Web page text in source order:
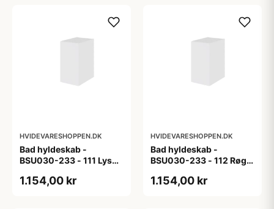
HVIDEVARESHOPPEN.DK
Bad hyldeskab -
BSU030-233 - 111 Lys
1.154,00 kr
HVIDEVARESHOPPEN.DK
Bad hyldeskab -
BSU030-233 - 112 Røget
1.154,00 kr